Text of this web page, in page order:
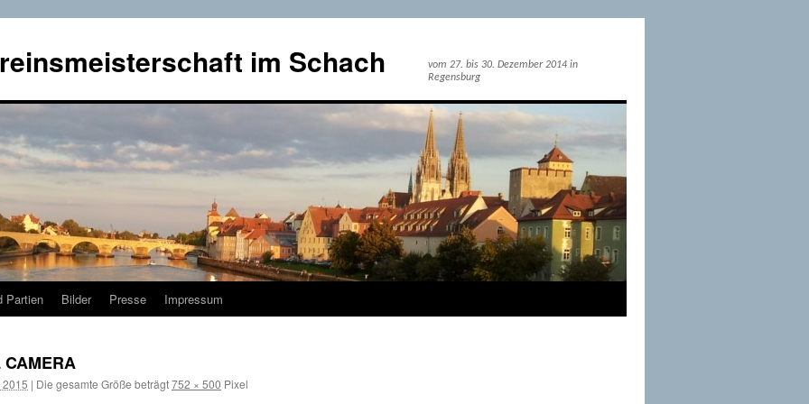
im Schach
vom 27. bis 30. Dezember 2014 in
Regensburg
Partien Bilder Presse Impressum
CAMERA
| Die gesamte Größe beträgt752 × 500 Pixel